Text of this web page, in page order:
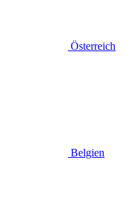
Österreich
Belgien